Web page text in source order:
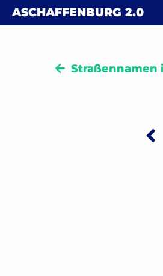
Skip to content
ASCHAFFENBURG 2.0
Straßennamen